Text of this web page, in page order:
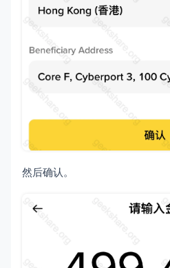
然后确认。